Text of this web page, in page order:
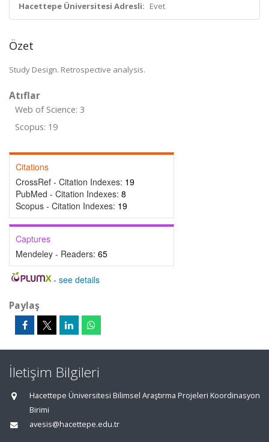
Hacettepe Üniversitesi Adresli: Evet
Özet
Study Design. Retrospective analysis.
Atıflar
Web of Science: 3
Scopus: 19
Citations
CrossRef - Citation Indexes: 19
PubMed - Citation Indexes: 8
Scopus - Citation Indexes: 19
Captures
Mendeley - Readers: 65
- see details
Paylaş
İletişim Bilgileri
Hacettepe Üniversitesi Bilimsel Araştırma Projeleri Koordinasyon
Birimi
avesis@hacettepe.edu.tr